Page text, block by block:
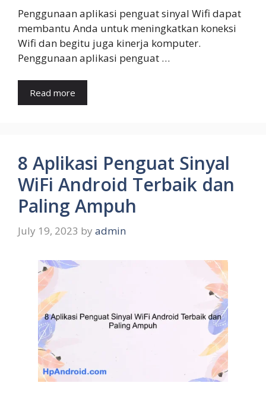
Penggunaan aplikasi penguat sinyal Wifi dapat
membantu Anda untuk meningkatkan koneksi
Wifi dan begitu juga kinerja komputer.
Penggunaan aplikasi penguat …
Read more
8 Aplikasi Penguat Sinyal
WiFi Android Terbaik dan
Paling Ampuh
July 19, 2023 by admin